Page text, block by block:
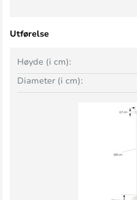
Utførelse
Høyde (i cm):
Diameter (i cm):